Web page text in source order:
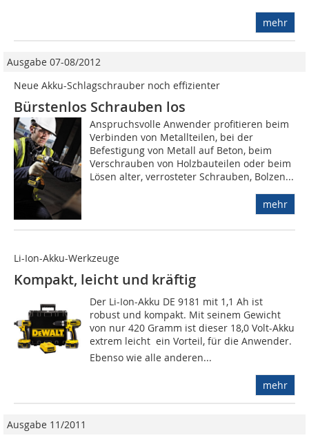
mehr
Ausgabe 07-08/2012
Neue Akku-Schlagschrauber noch effizienter
Bürstenlos Schrauben los
Anspruchsvolle Anwender profitieren beim
Verbinden von Metallteilen, bei der
Befestigung von Metall auf Beton, beim
Verschrauben von Holzbauteilen oder beim
Lösen alter, verrosteter Schrauben, Bolzen...
mehr
Li-Ion-Akku-Werkzeuge
Kompakt, leicht und kräftig
Der Li-Ion-Akku DE 9181 mit 1,1 Ah ist
robust und kompakt. Mit seinem Gewicht
von nur 420 Gramm ist dieser 18,0 Volt-Akku
extrem leicht  ein Vorteil, für die Anwender.
Ebenso wie alle anderen...
mehr
Ausgabe 11/2011